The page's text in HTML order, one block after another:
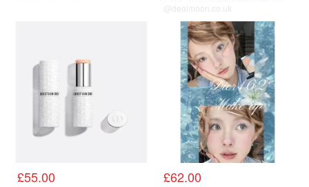
@dealmoon.co.uk
£55.00 £62.00